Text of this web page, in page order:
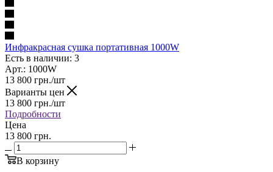
Инфракрасная сушка портативная 1000W
Есть в наличии: 3
Арт.: 1000W
13 800 грн./шт
Варианты цен
13 800 грн./шт
Подробности
Цена
13 800 грн.
В корзину